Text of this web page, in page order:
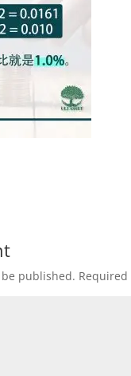
published.